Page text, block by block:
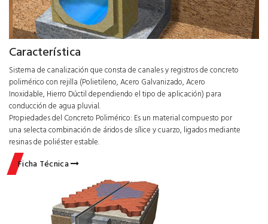
Característica
Sistema de canalización que consta de canales y registros de concreto
polimérico con rejilla (Polietileno, Acero Galvanizado, Acero
Inoxidable, Hierro Dúctil dependiendo el tipo de aplicación) para
conducción de agua pluvial.
Propiedades del Concreto Polimérico: Es un material compuesto por
una selecta combinación de áridos de sílice y cuarzo, ligados mediante
resinas de poliéster estable.
Ficha Técnica